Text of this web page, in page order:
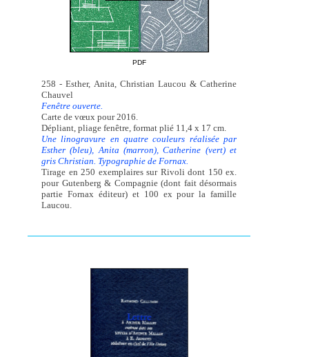
PDF
258 - Esther, Anita, Christian Laucou & Catherine
Chauvel
Fenêtre ouverte.
Carte de vœux pour 2016.
Dépliant, pliage fenêtre, format plié 11,4 x 17 cm.
Une linogravure en quatre couleurs réalisée par
Esther (bleu), Anita (marron), Catherine (vert) et
gris Christian. Typographie de Fornax.
Tirage en 250 exemplaires sur Rivoli dont 150 ex.
pour Gutenberg & Compagnie (dont fait désormais
partie Fornax éditeur) et 100 ex pour la famille
Laucou.